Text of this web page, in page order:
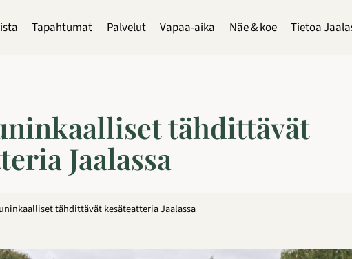
Tapahtumat Palvelut Vapaa-aika Näe & koe Tietoa
tähdittävät
Jaalassa
tähdittävät kesäteatteria Jaalassa